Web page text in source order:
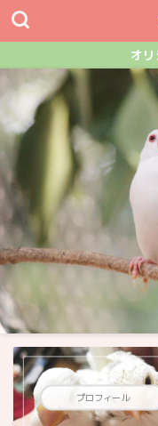
オ
プロフィール